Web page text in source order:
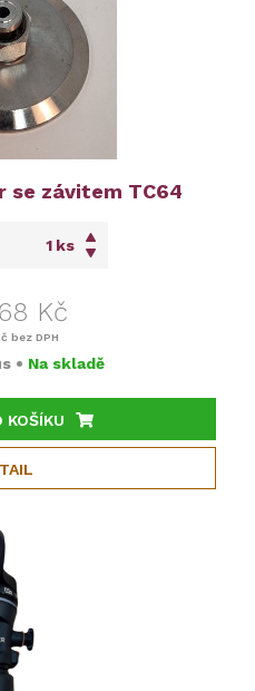
se závitem TC64
ks
Kč
bez DPH
• Na skladě
KOŠÍKU